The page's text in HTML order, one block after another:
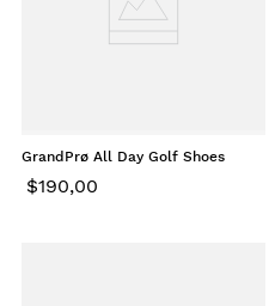
GrandPrø All Day Golf Shoes
$190,00